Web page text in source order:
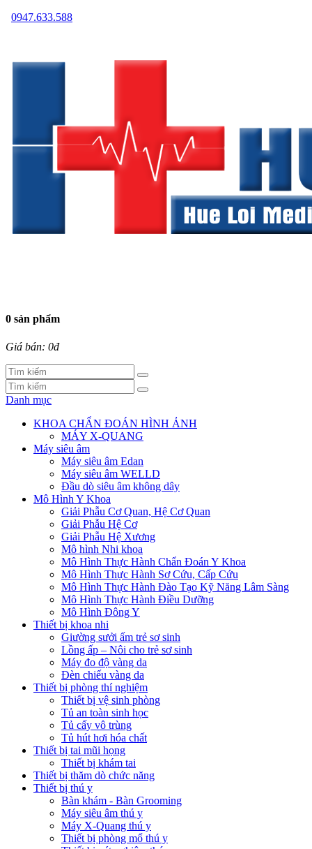
0947.633.588
0 sản phẩm
Giá bán: 0đ
Danh mục
KHOA CHẨN ĐOÁN HÌNH ẢNH
MÁY X-QUANG
Máy siêu âm
Máy siêu âm Edan
Máy siêu âm WELLD
Đầu dò siêu âm không dây
Mô Hình Y Khoa
Giải Phẫu Cơ Quan, Hệ Cơ Quan
Giải Phẫu Hệ Cơ
Giải Phẫu Hệ Xương
Mô hình Nhi khoa
Mô Hình Thực Hành Chẩn Đoán Y Khoa
Mô Hình Thực Hành Sơ Cứu, Cấp Cứu
Mô Hình Thực Hành Đào Tạo Kỹ Năng Lâm Sàng
Mô Hình Thực Hành Điều Dưỡng
Mô Hình Đông Y
Thiết bị khoa nhi
Giường sưởi ấm trẻ sơ sinh
Lồng ấp – Nôi cho trẻ sơ sinh
Máy đo độ vàng da
Đèn chiếu vàng da
Thiết bị phòng thí nghiệm
Thiết bị vệ sinh phòng
Tủ an toàn sinh học
Tủ cấy vô trùng
Tủ hút hơi hóa chất
Thiết bị tai mũi họng
Thiết bị khám tai
Thiết bị thăm dò chức năng
Thiết bị thú y
Bàn khám - Bàn Grooming
Máy siêu âm thú y
Máy X-Quang thú y
Thiết bị phòng mổ thú y